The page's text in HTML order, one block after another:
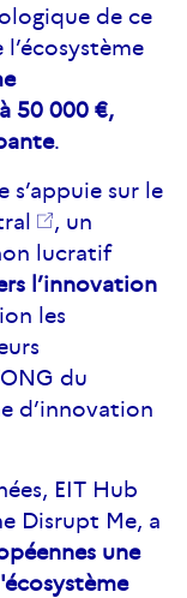
de ce
50 000 €,
.
sur le
, un
lucratif
l’innovation
les
du
d’innovation
EIT Hub
Disrupt Me, a
une